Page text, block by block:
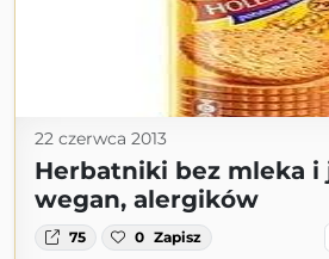
22 czerwca 2013
Herbatniki bez mleka i
wegan, alergików
75 0 Zapisz